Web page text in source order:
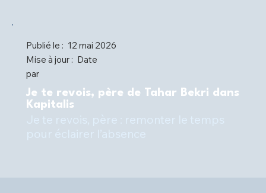
Publié le : 12 mai 2026
Mise à jour : Date
par
Je te revois, père de Tahar Bekri dans
Kapitalis